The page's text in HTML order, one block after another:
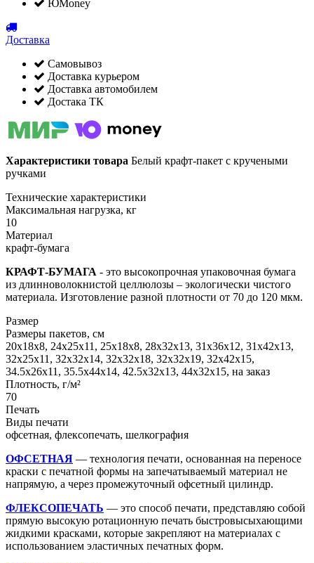
ЮMoney
Доставка
Самовывоз
Доставка курьером
Доставка автомобилем
Достака ТК
Характеристики товара Белый крафт-пакет с кручеными
ручками
Технические характеристики
Максимальная нагрузка, кг
10
Материал
крафт-бумага
КРАФТ-БУМАГА - это высокопрочная упаковочная бумага
из длинноволокнистой целлюлозы – экологически чистого
материала. Изготовление разной плотности от 70 до 120 мкм.
Размер
Размеры пакетов, см
20х18х8, 24х25х11, 25х18х8, 28х32х13, 31х36х12, 31х42х13,
32х25х11, 32х32х14, 32х32х18, 32х32х19, 32х42х15,
34.5х26х11, 35.5х44х14, 42.5х32х13, 44х32х15, на заказ
Плотность, г/м²
70
Печать
Виды печати
офсетная, флексопечать, шелкография
ОФСЕТНАЯ — технология печати, основанная на переносе
краски с печатной формы на запечатываемый материал не
напрямую, а через промежуточный офсетный цилиндр.
ФЛЕКСОПЕЧАТЬ — это способ печати, представляю собой
прямую высокую ротационную печать быстровысыхающими
жидкими красками, которые закрепляют на материалах с
использованием эластичных печатных форм.